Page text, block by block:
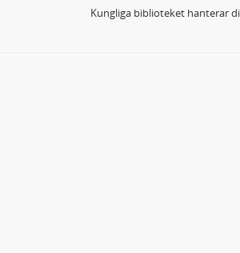
Kungliga biblioteket hanterar